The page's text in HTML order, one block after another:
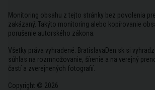
Monitoring obsahu z tejto stránky bez povolenia
zakázaný. Takýto monitoring alebo kopírovanie
porušenie autorského zákona.
Všetky práva vyhradené. BratislavaDen.sk si
súhlas na rozmnožovanie, šírenie a na verejný
častí a zverejnených fotografií.
Copyright © 2026